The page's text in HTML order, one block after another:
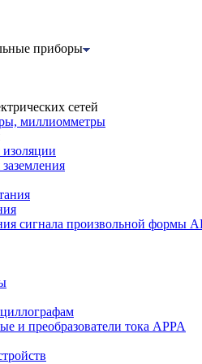
приборы
сетей
миллиомметры
сигнала произвольной формы
и преобразователи тока APPA